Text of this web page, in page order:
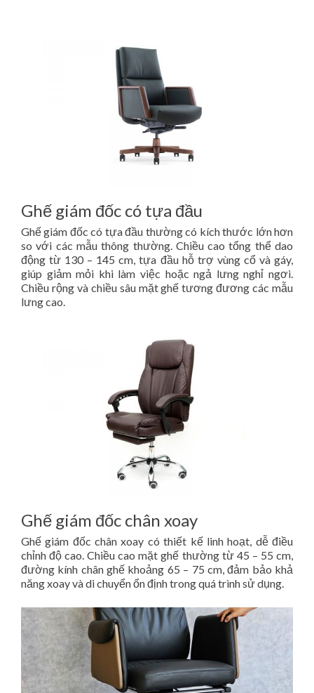
Ghế giám đốc có tựa đầu
Ghế giám đốc có tựa đầu thường có kích thước lớn hơn
so với các mẫu thông thường. Chiều cao tổng thể dao
động từ 130 – 145 cm, tựa đầu hỗ trợ vùng cổ và gáy,
giúp giảm mỏi khi làm việc hoặc ngả lưng nghỉ ngơi.
Chiều rộng và chiều sâu mặt ghế tương đương các mẫu
lưng cao.
Ghế giám đốc chân xoay
Ghế giám đốc chân xoay có thiết kế linh hoạt, dễ điều
chỉnh độ cao. Chiều cao mặt ghế thường từ 45 – 55 cm,
đường kính chân ghế khoảng 65 – 75 cm, đảm bảo khả
năng xoay và di chuyển ổn định trong quá trình sử dụng.